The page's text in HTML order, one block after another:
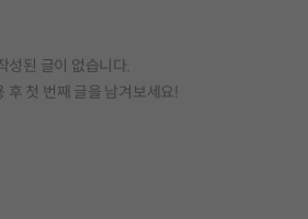
성된 글이 없습니다.
후 첫 번째 글을 남겨보세요!